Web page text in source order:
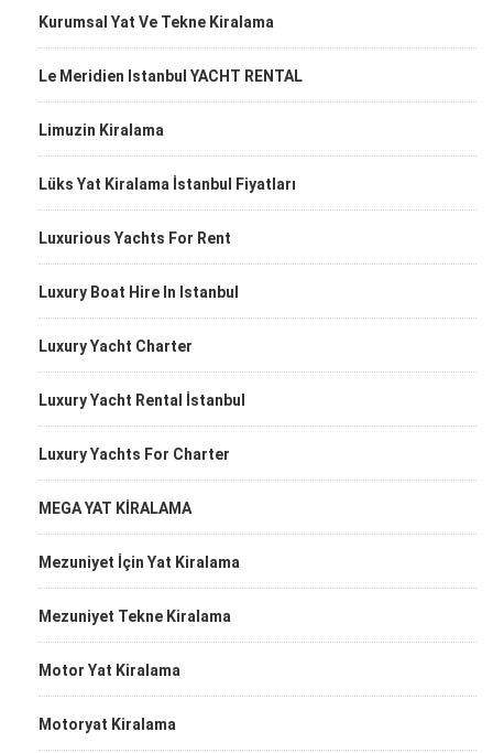
Kurumsal Yat Ve Tekne Kiralama
Le Meridien Istanbul YACHT RENTAL
Limuzin Kiralama
Lüks Yat Kiralama İstanbul Fiyatları
Luxurious Yachts For Rent
Luxury Boat Hire In Istanbul
Luxury Yacht Charter
Luxury Yacht Rental İstanbul
Luxury Yachts For Charter
MEGA YAT KİRALAMA
Mezuniyet İçin Yat Kiralama
Mezuniyet Tekne Kiralama
Motor Yat Kiralama
Motoryat Kiralama